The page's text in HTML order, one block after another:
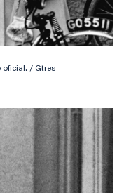
oficial. / Gtres